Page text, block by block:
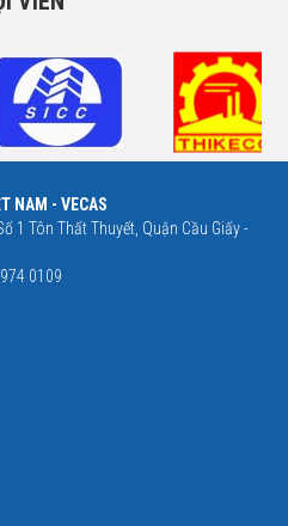
NAM - VECAS
1 Tôn Thất Thuyết, Quận Cầu Giấy -
0109